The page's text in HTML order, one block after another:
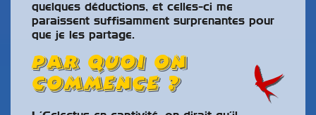
quelques déductions, et celles-ci me
paraissent suffisamment surprenantes pour
que je les partage.
Par quoi on
commence ?